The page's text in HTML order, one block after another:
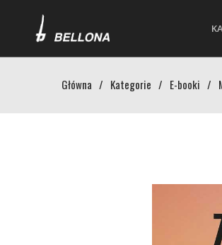
Główna / Kategorie / E-booki /